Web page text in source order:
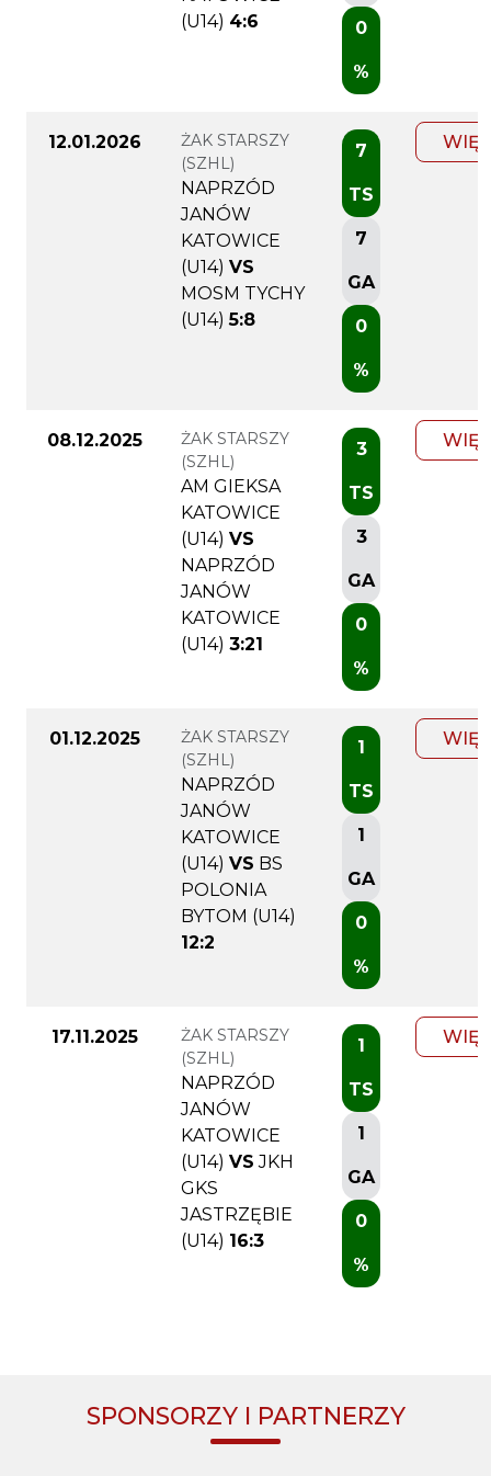
(U14) 4:6 0
%
12.01.2026
ŻAK STARSZY
(SZHL)
NAPRZÓD
JANÓW
KATOWICE
(U14) VS
MOSM TYCHY
(U14) 5:8
7
TS
7
GA
0
%
08.12.2025
ŻAK STARSZY
(SZHL)
AM GIEKSA
KATOWICE
(U14) VS
NAPRZÓD
JANÓW
KATOWICE
(U14) 3:21
3
TS
3
GA
0
%
01.12.2025
ŻAK STARSZY
(SZHL)
NAPRZÓD
JANÓW
KATOWICE
(U14) VS BS
POLONIA
BYTOM (U14)
12:2
1
TS
1
GA
0
%
17.11.2025
ŻAK STARSZY
(SZHL)
NAPRZÓD
JANÓW
KATOWICE
(U14) VS JKH
GKS
JASTRZĘBIE
(U14) 16:3
1
TS
1
GA
0
%
SPONSORZY I PARTNERZY